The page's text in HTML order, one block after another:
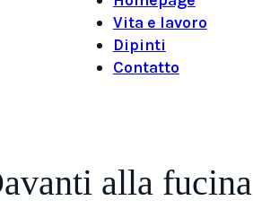
Vita e lavoro
Dipinti
Contatto
alla fucina